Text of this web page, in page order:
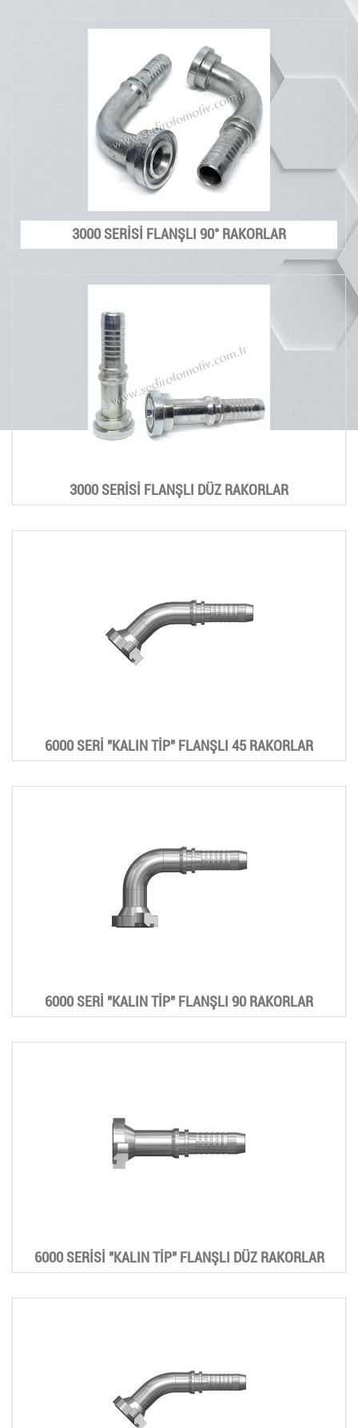
3000 SERİSİ FLANŞLI 90° RAKORLAR
3000 SERİSİ FLANŞLI DÜZ RAKORLAR
6000 SERİ "KALIN TİP" FLANŞLI 45 RAKORLAR
6000 SERİ "KALIN TİP" FLANŞLI 90 RAKORLAR
6000 SERİSİ "KALIN TİP" FLANŞLI DÜZ RAKORLAR